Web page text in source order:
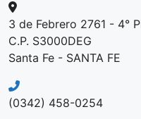
3 de Febrero 2761 - 4°
C.P. S3000DEG
Santa Fe - SANTA FE
(0342) 458-0254